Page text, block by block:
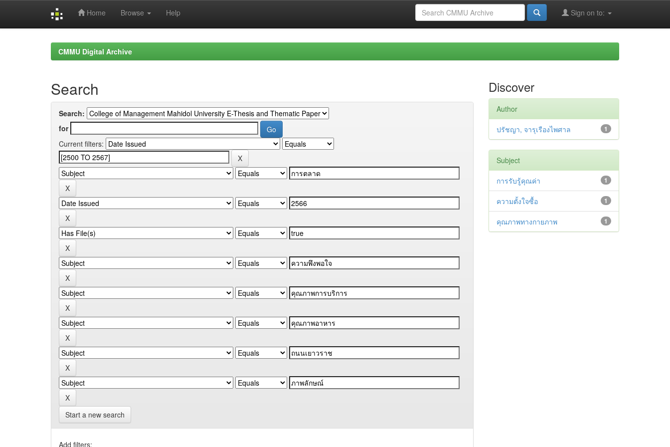
Home Browse Help Sign on to:
CMMU Digital Archive
Search
Search:
for
Current filters:
Start a new search
Add filters:
Discover
Author
1
ปรัชญา, จารุเรืองไพศาล
Subject
1
การรับรู้คุณค่า
1
ความตั้งใจซื้อ
1
คุณภาพทางกายภาพ